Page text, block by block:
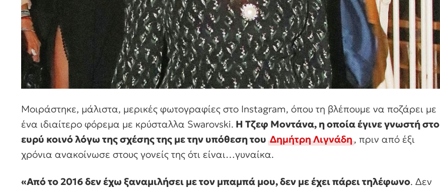
Μοιράστηκε, μάλιστα, μερικές φωτογραφίες στο Instagram, όπου τη βλέπουμε να ποζάρει με
ένα ιδιαίτερο φόρεμα με κρύσταλλα Swarovski. Η Τζεφ Μοντάνα, η οποία έγινε γνωστή στο
ευρύ κοινό λόγω της σχέσης της με την υπόθεση τουΔημήτρη Λιγνάδη, πριν από έξι
χρόνια ανακοίνωσε στους γονείς της ότι είναι…γυναίκα.
«Από το 2016 δεν έχω ξαναμιλήσει με τον μπαμπά μου, δεν με έχει πάρει τηλέφωνο. Δεν